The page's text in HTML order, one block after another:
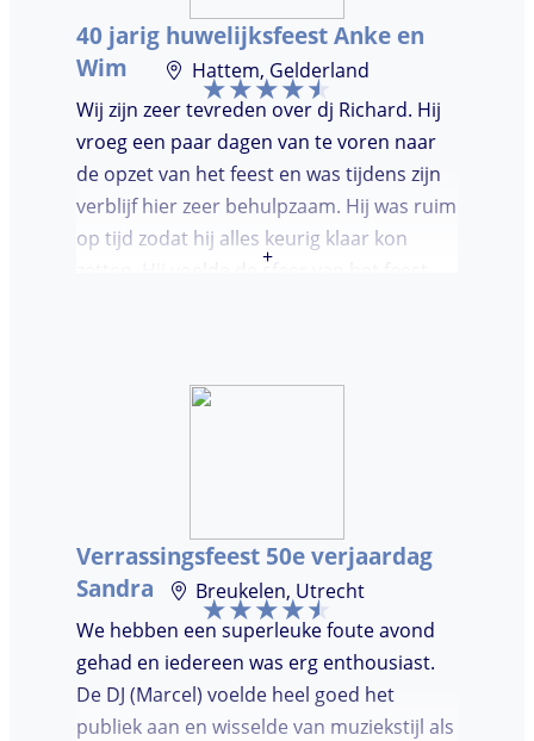
verzoeknummers aan te vragen.
40 jarig huwelijksfeest Anke en
Wim
Hattem, Gelderland
Wij zijn zeer tevreden over dj Richard. Hij
vroeg een paar dagen van te voren naar
de opzet van het feest en was tijdens zijn
verblijf hier zeer behulpzaam. Hij was ruim
op tijd zodat hij alles keurig klaar kon
zetten. Hij voelde de sfeer van het feest
goed is gedanst!
+
Verrassingsfeest 50e verjaardag
Sandra
Breukelen, Utrecht
We hebben een superleuke foute avond
gehad en iedereen was erg enthousiast.
De DJ (Marcel) voelde heel goed het
publiek aan en wisselde van muziekstijl als